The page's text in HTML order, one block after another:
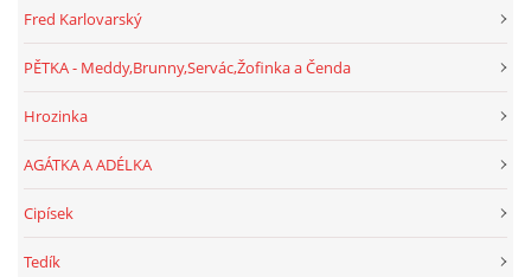
Fred Karlovarský
PĚTKA - Meddy,Brunny,Servác,Žofinka a Čenda
Hrozinka
AGÁTKA A ADÉLKA
Cipísek
Tedík